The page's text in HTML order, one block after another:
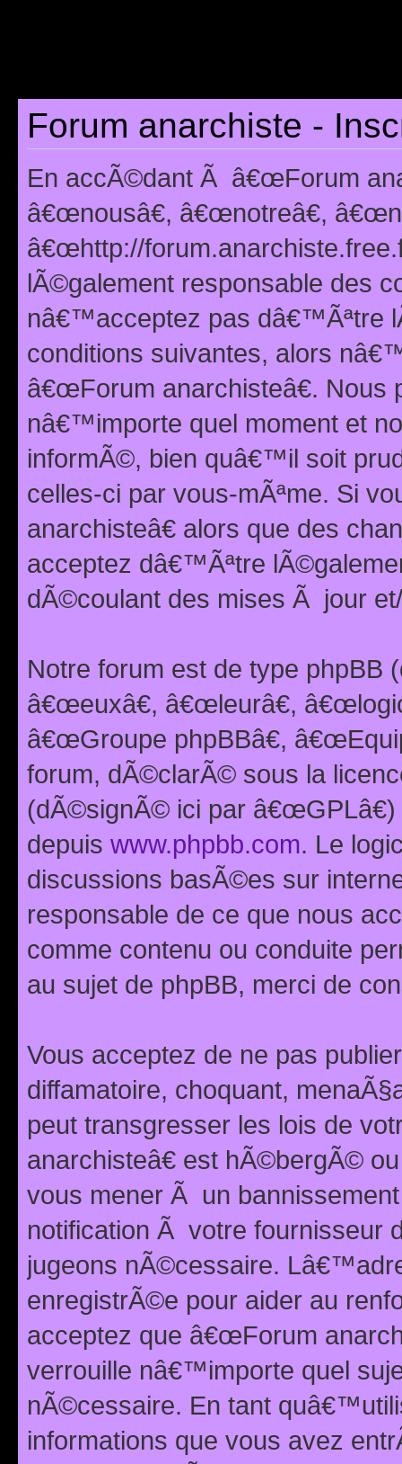
Forum anarchiste -
En accÃ©dant Ã â€œForum
â€œnousâ€, â€œnotreâ€,
â€œhttp://
lÃ©galement responsable des
nâ€™acceptez pas dâ€™Ãªtre
conditions suivantes, alors
â€œForum anarchisteâ€.
nâ€™importe quel moment et
informÃ©, bien quâ€™il soit
celles-ci par vous-mÃªme. Si
anarchisteâ€ alors que des
acceptez dâ€™Ãªtre
dÃ©coulant des mises Ã jour
Notre forum est de type phpBB
â€œeuxâ€, â€œleurâ€,
â€œGroupe phpBBâ€,
forum, dÃ©clarÃ© sous la
(dÃ©signÃ© ici par
depuis www.phpbb.com. Le
discussions basÃ©es sur
responsable de ce que nous
comme contenu ou conduite
au sujet de phpBB, merci de
Vous acceptez de ne pas
diffamatoire, choquant,
peut transgresser les lois de
anarchisteâ€ est hÃ©bergÃ©
vous mener Ã un
notification Ã votre fournisseur
jugeons nÃ©cessaire.
enregistrÃ©e pour aider au
acceptez que â€œForum
verrouille nâ€™importe quel
nÃ©cessaire. En tant
informations que vous avez